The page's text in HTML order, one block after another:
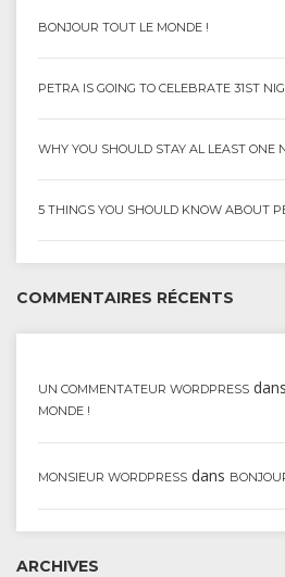
BONJOUR TOUT LE MONDE !
PETRA IS GOING TO CELEBRATE 31ST
WHY YOU SHOULD STAY AL LEAST ONE
5 THINGS YOU SHOULD KNOW ABOUT
COMMENTAIRES RÉCENTS
UN COMMENTATEUR WORDPRESS dans
MONDE !
MONSIEUR WORDPRESS dans
ARCHIVES